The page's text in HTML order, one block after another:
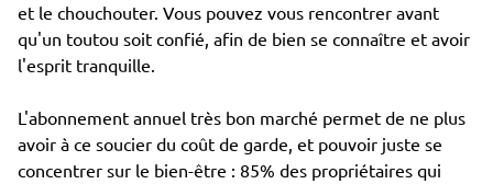
et le chouchouter. Vous pouvez vous rencontrer avant
qu'un toutou soit confié, afin de bien se connaître et avoir
l'esprit tranquille.
L'abonnement annuel très bon marché permet de ne plus
avoir à ce soucier du coût de garde, et pouvoir juste se
concentrer sur le bien-être : 85% des propriétaires qui